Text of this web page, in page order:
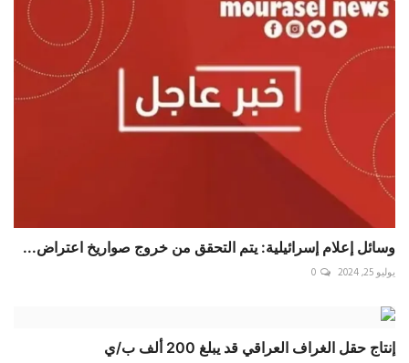
وسائل إعلام إسرائيلية: يتم التحقق من خروج صواريخ اعتراض...
يوليو 25, 2024 0
إنتاج حقل الغراف العراقي قد يبلغ 200 ألف ب/ي